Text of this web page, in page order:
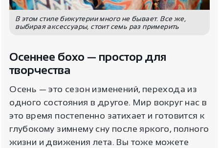
В этом стиле бижутерии много не бывает. Все же,
выбирая аксессуары, стоит семь раз примерить
Осеннее бохо — простор для
творчества
Осень — это сезон изменений, перехода из
одного состояния в другое. Мир вокруг нас в
это время постепенно затихает и готовится к
глубокому зимнему сну после яркого, полного
жизни и движения лета. Вы тоже можете